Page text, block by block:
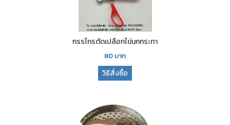
กรรไกรตัดเปลือกไข่นกกระทา
80บาท
วิธีสั่งซื้อ